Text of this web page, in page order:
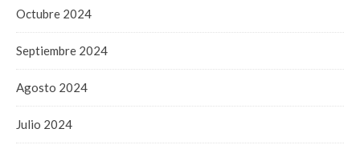
Octubre 2024
Septiembre 2024
Agosto 2024
Julio 2024